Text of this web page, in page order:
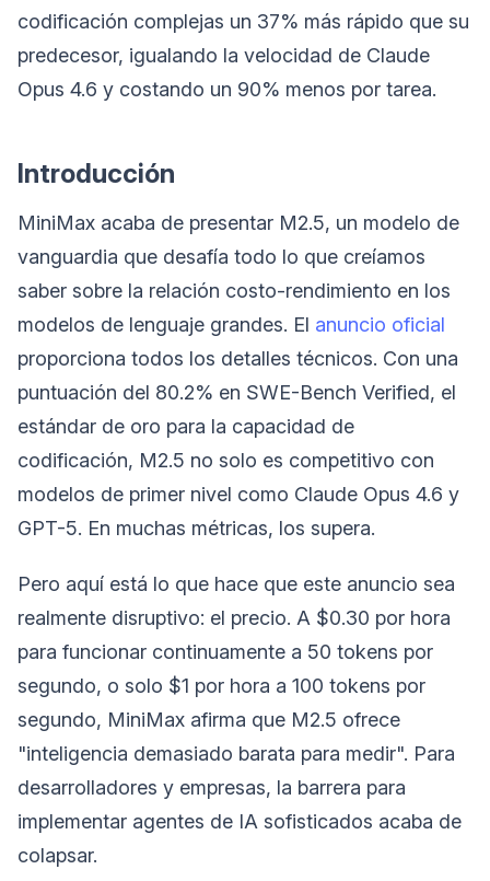
codificación complejas un 37% más rápido que su
predecesor, igualando la velocidad de Claude
Opus 4.6 y costando un 90% menos por tarea.
Introducción
MiniMax acaba de presentar M2.5, un modelo de
vanguardia que desafía todo lo que creíamos
saber sobre la relación costo-rendimiento en los
modelos de lenguaje grandes. El anuncio oficial
proporciona todos los detalles técnicos. Con una
puntuación del 80.2% en SWE-Bench Verified, el
estándar de oro para la capacidad de
codificación, M2.5 no solo es competitivo con
modelos de primer nivel como Claude Opus 4.6 y
GPT-5. En muchas métricas, los supera.
Pero aquí está lo que hace que este anuncio sea
realmente disruptivo: el precio. A $0.30 por hora
para funcionar continuamente a 50 tokens por
segundo, o solo $1 por hora a 100 tokens por
segundo, MiniMax afirma que M2.5 ofrece
"inteligencia demasiado barata para medir". Para
desarrolladores y empresas, la barrera para
implementar agentes de IA sofisticados acaba de
colapsar.